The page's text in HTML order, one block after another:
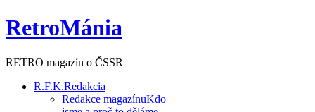
RetroMánia
RETRO magazín o ČSSR
R.F.K.Redakcia
Redakce magazínuKdo